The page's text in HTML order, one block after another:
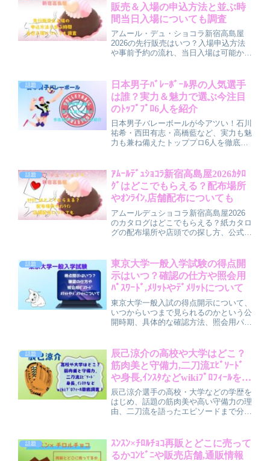
販売＆入場の申込方法と並ぶ時
間当日入場についても調査
アムール・デュ・ショコラ新宿高島屋
2026の先行販売はいつ？入場申込方法
や事前予約の流れ、当日入場は可能か、
いも紹介します。
話題
日本男子ﾊﾞﾚｰﾎﾞｰﾙ界の人気選手
は誰？実力＆魅力で選ぶ今注目
のﾄｯﾌﾟﾌﾟﾛ6人を紹介
日本男子バレーボールが今アツい！石川
祐希・西田有志・高橋藍など、実力も魅
力も兼ね備えたトッププロ6人を徹底紹
説し、人気急上昇の理由もまとめまし
た。推し選手がきっと見つかる！
話題
ｱﾑｰﾙﾃﾞｭｼｮｺﾗ新宿高島屋2026ｶﾀﾛ
ｸﾞはどこでもらえる？配布場所
やｵﾝﾗｲﾝ,店舗配布についても
アムールデュショコラ新宿高島屋2026
のカタログはどこでもらえる？紙カタロ
グの配布場所や店頭での探し方、公式デ
しく解説。新宿店ならではの入手のコツ
や確実に確認する方法も紹介します。
話題
東京大学一般入学試験の得点開
示はいつ？確認の仕方や照会用
ﾊﾟｽﾜｰﾄﾞ,ﾒﾘｯﾄやﾃﾞﾒﾘｯﾄについて
東京大学一般入試の得点開示について、
いつからいつまで見られるのかという公
開時期、具体的な確認方法、照会用パス
りやすく解説しています。事前準備のポ
イントも紹介します。
話題
辰己涼介の高校や大学はどこ？
筋肉美と守備力,二刀流ｴﾋﾟｿｰﾄﾞ
や身長,ｲﾝｽﾀなどwikiﾌﾟﾛﾌｨｰﾙを徹
底調査！
辰己涼介選手の高校・大学などの学歴を
はじめ、話題の筋肉美や高い守備力の理
由、二刀流を語ったエピソードまで分か
もまとめて紹介します。プレーの魅力と
人柄が一気に分かる内容です。
話題
ｽﾝｽﾝ×ﾁﾛﾙﾁｮｺ再販とどこに売って
るかｺﾝﾋﾞﾆや販売店舗,通販情報